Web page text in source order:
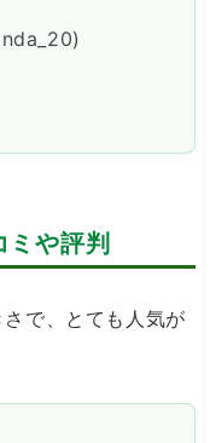
や評判
で、とても人気が